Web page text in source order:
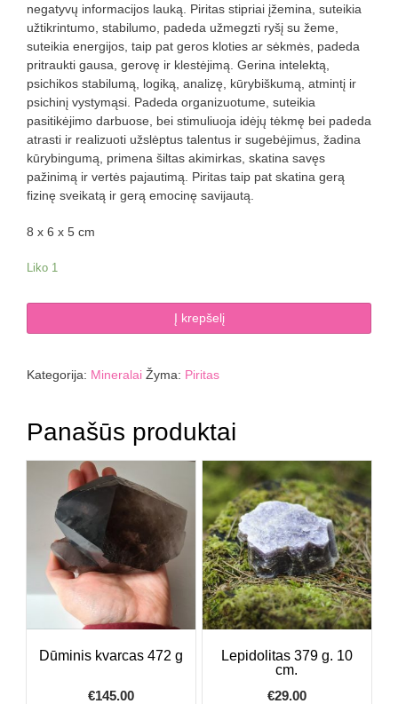
negatyvų informacijos lauką. Piritas stipriai įžemina, suteikia
užtikrintumo, stabilumo, padeda užmegzti ryšį su žeme,
suteikia energijos, taip pat geros kloties ar sėkmės, padeda
pritraukti gausa, gerovę ir klestėjimą. Gerina intelektą,
psichikos stabilumą, logiką, analizę, kūrybiškumą, atmintį ir
psichinį vystymąsi. Padeda organizuotume, suteikia
pasitikėjimo darbuose, bei stimuliuoja idėjų tėkmę bei padeda
atrasti ir realizuoti užslėptus talentus ir sugebėjimus, žadina
kūrybingumą, primena šiltas akimirkas, skatina savęs
pažinimą ir vertės pajautimą. Piritas taip pat skatina gerą
fizinę sveikatą ir gerą emocinę savijautą.
8 x 6 x 5 cm
Liko 1
kiekis:
Į krepšelį
Kategorija: Mineralai Žyma: Piritas
Panašūs produktai
Dūminis kvarcas 472 g
€145.00
Lepidolitas 379 g. 10
cm.
€29.00